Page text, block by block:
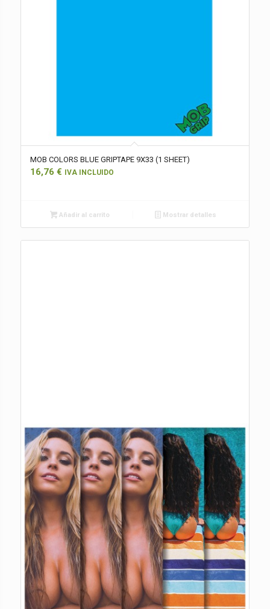
MOB COLORS BLUE GRIPTAPE 9X33 (1 SHEET)
16,76 € IVA INCLUIDO
Añadir al carrito Mostrar detalles